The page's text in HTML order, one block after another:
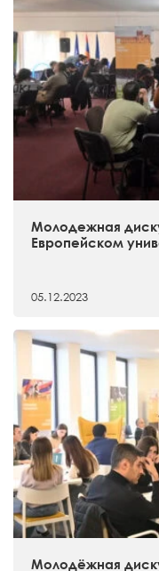
Молодежная
Европейском
05.12.2023
Молодёжная